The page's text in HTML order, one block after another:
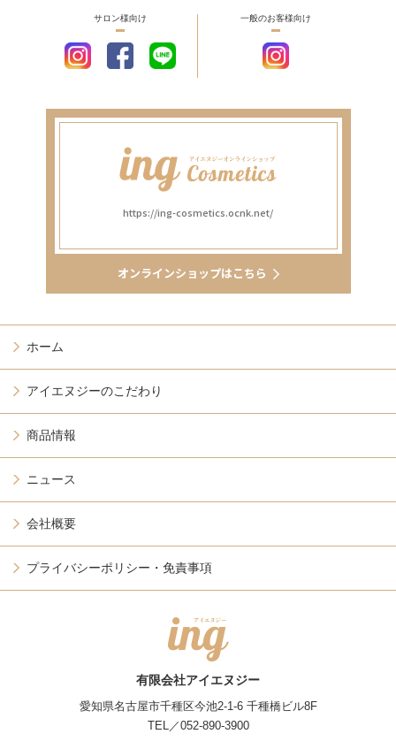
サロン様向け 一般のお客様向け
https://ing-cosmetics.ocnk.net/
オンラインショップはこちら
ホーム
アイエヌジーのこだわり
商品情報
ニュース
会社概要
プライバシーポリシー・免責事項
有限会社アイエヌジー
愛知県名古屋市千種区今池2-1-6 千種橋ビル8F
TEL／052-890-3900